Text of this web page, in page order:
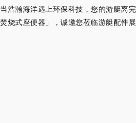
当浩瀚海洋遇上环保科技，您的游艇离
焚烧式座便器」，诚邀您莅临游艇配件